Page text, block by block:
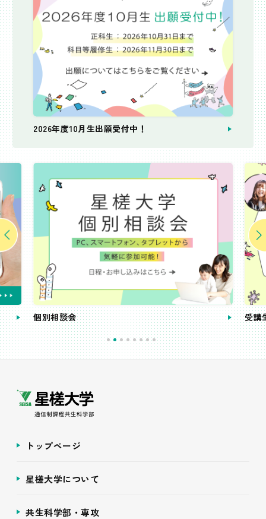
2026年度10月生出願受付中！
個別相談会 受講
トップページ
星槎大学について
共生科学部・専攻